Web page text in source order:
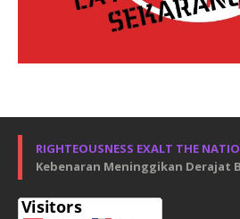
RIGHTEOUSNESS EXALT THE
Kebenaran Meninggikan Derajat